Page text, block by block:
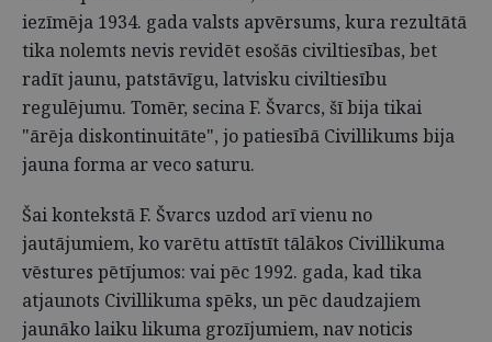
iezīmēja 1934. gada valsts apvērsums, kura rezultātā
tika nolemts nevis revidēt esošās civiltiesības, bet
radīt jaunu, patstāvīgu, latvisku civiltiesību
regulējumu. Tomēr, secina F. Švarcs, šī bija tikai
"ārēja diskontinuitāte", jo patiesībā Civillikums bija
jauna forma ar veco saturu.
Šai kontekstā F. Švarcs uzdod arī vienu no
jautājumiem, ko varētu attīstīt tālākos Civillikuma
vēstures pētījumos: vai pēc 1992. gada, kad tika
atjaunots Civillikuma spēks, un pēc daudzajiem
jaunāko laiku likuma grozījumiem, nav noticis